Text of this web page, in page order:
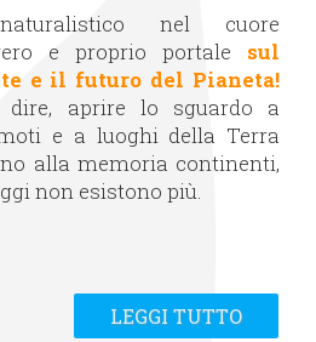
nel cuore
e proprio portale sul
e il futuro del Pianeta!
dire, aprire lo sguardo a
e a luoghi della Terra
alla memoria continenti,
non esistono più.
LEGGI TUTTO